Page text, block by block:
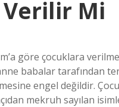
Verilir Mi
göre çocuklara
babalar tarafından
engel değildir.
mekruh sayılan